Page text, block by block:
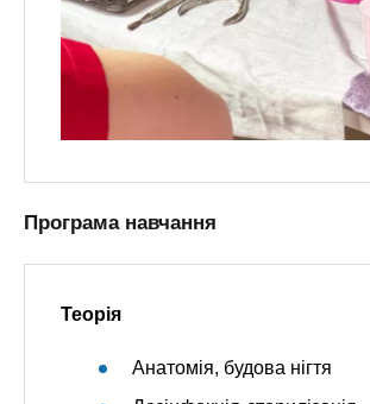
Програма навчання
Теорія
Анатомія, будова нігтя